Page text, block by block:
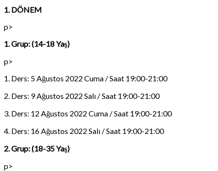
1. DÖNEM
p>
1. Grup: (14-18 Yaş)
p>
1. Ders: 5 Ağustos 2022 Cuma / Saat 19:00-21:00
2. Ders: 9 Ağustos 2022 Salı / Saat 19:00-21:00
3. Ders: 12 Ağustos 2022 Cuma / Saat 19:00-21:00
4. Ders: 16 Ağustos 2022 Salı / Saat 19:00-21:00
2. Grup: (18-35 Yaş)
p>